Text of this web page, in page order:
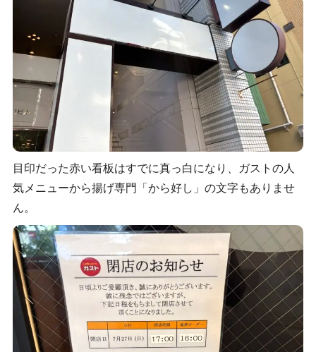
目印だった赤い看板はすでに真っ白になり、ガストの人
気メニューから揚げ専門「から好し」の文字もありませ
ん。